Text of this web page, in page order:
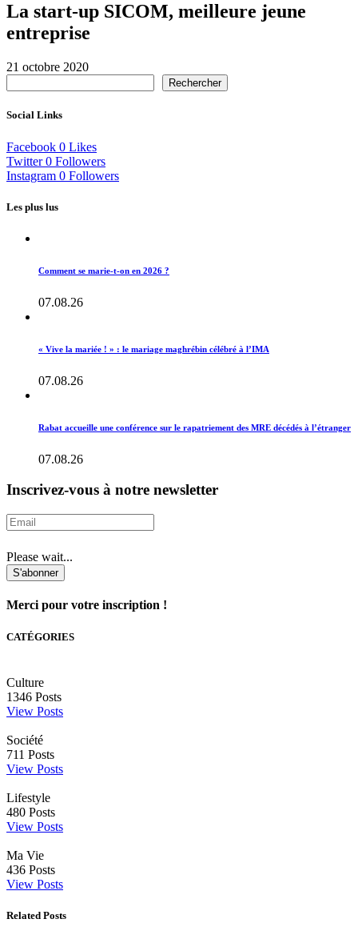
La start-up SICOM, meilleure jeune
entreprise
21 octobre 2020
Rechercher
Social Links
Facebook 0 Likes
Twitter 0 Followers
Instagram 0 Followers
Les plus lus
Comment se marie-t-on en 2026 ?
07.08.26
« Vive la mariée ! » : le mariage maghrébin célébré à l’IMA
07.08.26
Rabat accueille une conférence sur le rapatriement des MRE décédés à l’étranger
07.08.26
Inscrivez-vous à notre newsletter
Please wait...
S'abonner
Merci pour votre inscription !
CATÉGORIES
Culture
1346 Posts
View Posts
Société
711 Posts
View Posts
Lifestyle
480 Posts
View Posts
Ma Vie
436 Posts
View Posts
Related Posts